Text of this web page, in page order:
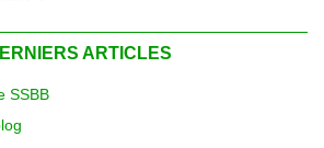
ARTICLES
SSBB